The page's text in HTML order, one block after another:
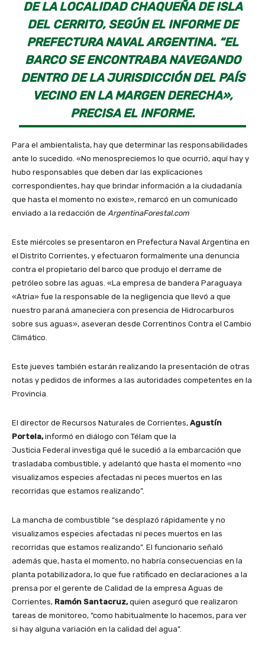
DE LA LOCALIDAD CHAQUEÑA DE ISLA
DEL CERRITO, SEGÚN EL INFORME DE
PREFECTURA NAVAL ARGENTINA. “EL
BARCO SE ENCONTRABA NAVEGANDO
DENTRO DE LA JURISDICCIÓN DEL PAÍS
VECINO EN LA MARGEN DERECHA»,
PRECISA EL INFORME.
Para el ambientalista, hay que determinar las responsabilidades
ante lo sucedido. «No menospreciemos lo que ocurrió, aquí hay y
hubo responsables que deben dar las explicaciones
correspondientes, hay que brindar información a la ciudadanía
que hasta el momento no existe», remarcó en un comunicado
enviado a la redacción de ArgentinaForestal.com
Este miércoles se presentaron en Prefectura Naval Argentina en
el Distrito Corrientes, y efectuaron formalmente una denuncia
contra el propietario del barco que produjo el derrame de
petróleo sobre las aguas. «La empresa de bandera Paraguaya
«Atria» fue la responsable de la negligencia que llevó a que
nuestro paraná amaneciera con presencia de Hidrocarburos
sobre sus aguas», aseveran desde Correntinos Contra el Cambio
Climático.
Este jueves también estarán realizando la presentación de otras
notas y pedidos de informes a las autoridades competentes en la
Provincia.
El director de Recursos Naturales de Corrientes, Agustín
Portela,informó en diálogo con Télam que la
Justicia Federal investiga qué le sucedió a la embarcación que
trasladaba combustible, y adelantó que hasta el momento «no
visualizamos especies afectadas ni peces muertos en las
recorridas que estamos realizando”.
La mancha de combustible “se desplazó rápidamente y no
visualizamos especies afectadas ni peces muertos en las
recorridas que estamos realizando”. El funcionario señaló
además que, hasta el momento, no habría consecuencias en la
planta potabilizadora, lo que fue ratificado en declaraciones a la
prensa por el gerente de Calidad de la empresa Aguas de
Corrientes, Ramón Santacruz,quien aseguró que realizaron
tareas de monitoreo, “como habitualmente lo hacemos, para ver
si hay alguna variación en la calidad del agua”.